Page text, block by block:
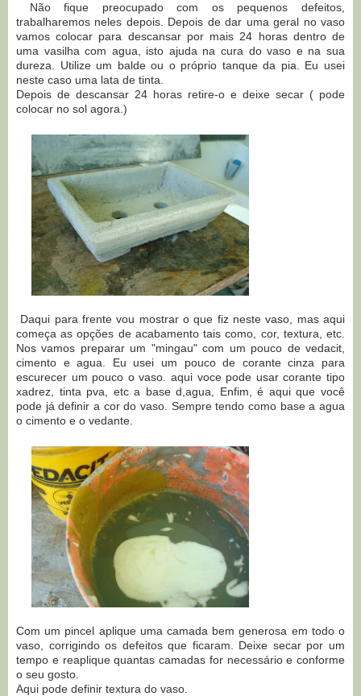
Não fique preocupado com os pequenos defeitos,
trabalharemos neles depois. Depois de dar uma geral no vaso
vamos colocar para descansar por mais 24 horas dentro de
uma vasilha com agua, isto ajuda na cura do vaso e na sua
dureza. Utilize um balde ou o próprio tanque da pia. Eu usei
neste caso uma lata de tinta.
Depois de descansar 24 horas retire-o e deixe secar ( pode
colocar no sol agora.)
Daqui para frente vou mostrar o que fiz neste vaso, mas aqui
começa as opções de acabamento tais como, cor, textura, etc.
Nos vamos preparar um "mingau" com um pouco de vedacit,
cimento e agua. Eu usei um pouco de corante cinza para
escurecer um pouco o vaso. aqui voce pode usar corante tipo
xadrez, tinta pva, etc a base d,agua, Enfim, é aqui que você
pode já definir a cor do vaso. Sempre tendo como base a agua
o cimento e o vedante.
Com um pincel aplique uma camada bem generosa em todo o
vaso, corrigindo os defeitos que ficaram. Deixe secar por um
tempo e reaplique quantas camadas for necessário e conforme
o seu gosto.
Aqui pode definir textura do vaso.